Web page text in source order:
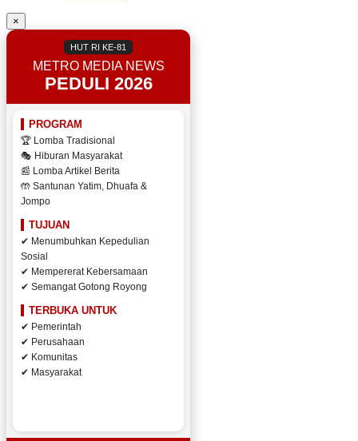
×
HUT RI KE-81
METRO MEDIA NEWS
PEDULI 2026
PROGRAM
🏆 Lomba Tradisional
🎭 Hiburan Masyarakat
📰 Lomba Artikel Berita
🤲 Santunan Yatim, Dhuafa &
Jompo
TUJUAN
✔ Menumbuhkan Kepedulian
Sosial
✔ Mempererat Kebersamaan
✔ Semangat Gotong Royong
TERBUKA UNTUK
✔ Pemerintah
✔ Perusahaan
✔ Komunitas
✔ Masyarakat